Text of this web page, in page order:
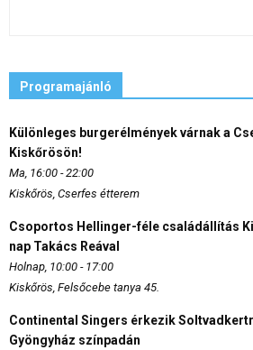
Programajánló
Különleges burgerélmények várnak a
Kiskőrösön!
Ma, 16:00 - 22:00
Kiskőrös, Cserfes étterem
Csoportos Hellinger-féle családállítás
nap Takács Reával
Holnap, 10:00 - 17:00
Kiskőrös, Felsőcebe tanya 45.
Continental Singers érkezik
Gyöngyház színpadán